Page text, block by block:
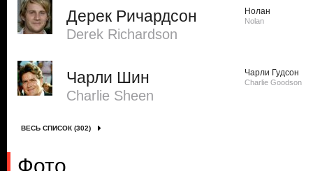
Дерек Ричардсон
Derek Richardson
Нолан
Nolan
Чарли Шин
Charlie Sheen
Чарли Гудсон
Charlie Goodson
ВЕСЬ СПИСОК (302)
Фото